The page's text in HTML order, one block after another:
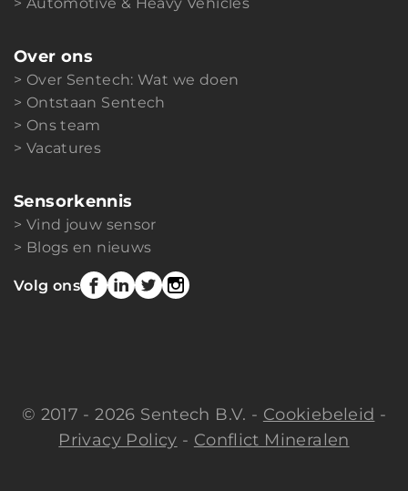
Over ons
Over Sentech: Wat we doen
Ontstaan Sentech
Ons team
Vacatures
Sensorkennis
Vind jouw sensor
Blogs en nieuws
Volg ons
© 2017 - 2026 Sentech B.V. - Cookiebeleid -
Privacy Policy - Conflict Mineralen